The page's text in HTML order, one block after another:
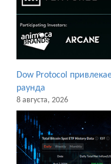
Dow Protocol
раунда
8 августа, 2026